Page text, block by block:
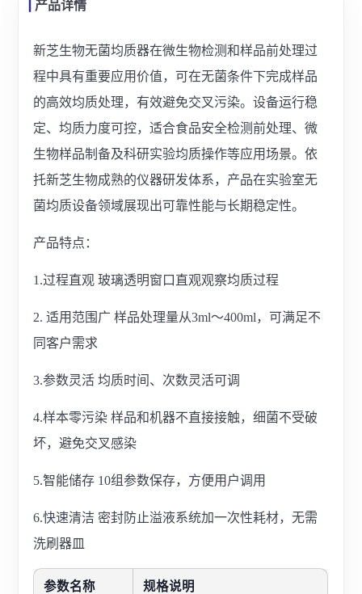
产品详情
新芝生物无菌均质器在微生物检测和样品前处理过
程中具有重要应用价值，可在无菌条件下完成样品
的高效均质处理，有效避免交叉污染。设备运行稳
定、均质力度可控，适合食品安全检测前处理、微
生物样品制备及科研实验均质操作等应用场景。依
托新芝生物成熟的仪器研发体系，产品在实验室无
菌均质设备领域展现出可靠性能与长期稳定性。
产品特点：
1.过程直观 玻璃透明窗口直观观察均质过程
2. 适用范围广 样品处理量从3ml～400ml，可满足不
同客户需求
3.参数灵活 均质时间、次数灵活可调
4.样本零污染 样品和机器不直接接触，细菌不受破
坏，避免交叉感染
5.智能储存 10组参数保存，方便用户调用
6.快速清洁 密封防止溢液系统加一次性耗材，无需
洗刷器皿
参数名称 规格说明